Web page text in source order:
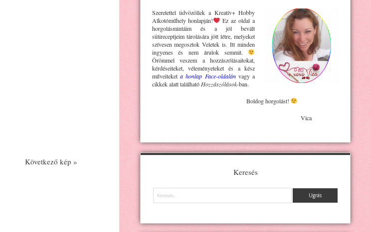
Következő kép »
Szeretettel üdvözöllek a Kreatív+ Hobby
Alkotóműhelyhonlapján!
Ez az oldal a
horgolásmintáim és a jól bevált
sütireceptjeim tárolására jött létre, melyeket
szívesen megosztok Veletek is. Itt minden
ingyenes és nem árulok semmit.
Örömmel veszem a hozzászólásaitokat,
kérdéseiteket, véleményeteket és a kész
műveiteket a honlap Face-oldalánvagy a
cikkek alatt található Hozzászólások-ban.
Boldog horgolást!
Vica
Keresés
Keresés